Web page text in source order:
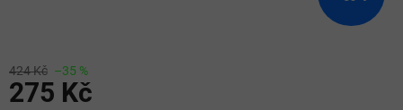
424 Kč –35 %
275 Kč